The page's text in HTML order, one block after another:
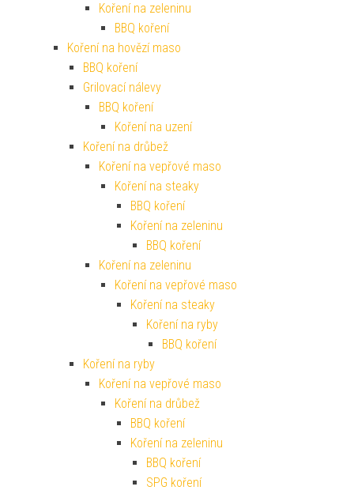
Koření na zeleninu
BBQ koření
Koření na hovězí maso
BBQ koření
Grilovací nálevy
BBQ koření
Koření na uzení
Koření na drůbež
Koření na vepřové maso
Koření na steaky
BBQ koření
Koření na zeleninu
BBQ koření
Koření na zeleninu
Koření na vepřové maso
Koření na steaky
Koření na ryby
BBQ koření
Koření na ryby
Koření na vepřové maso
Koření na drůbež
BBQ koření
Koření na zeleninu
BBQ koření
SPG koření